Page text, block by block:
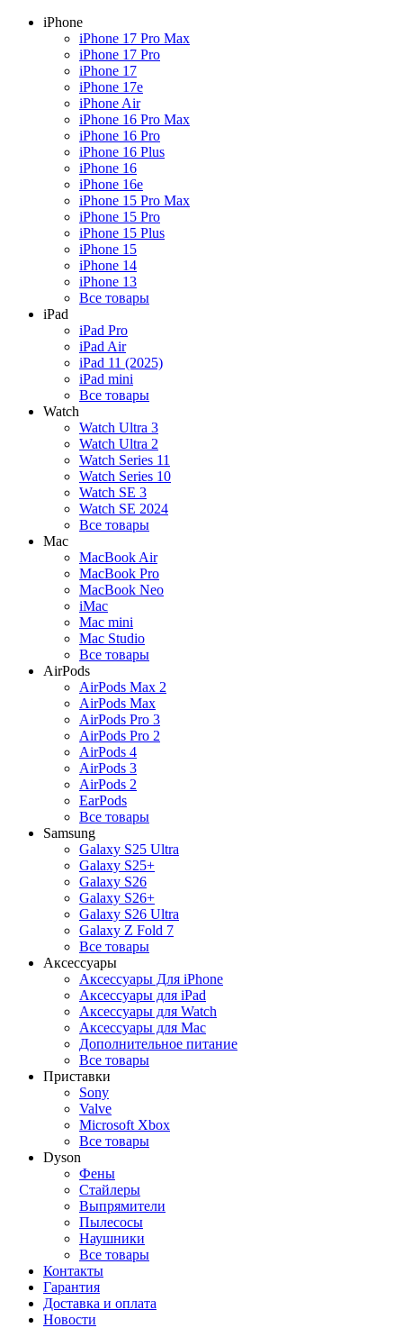
iPhone
iPhone 17 Pro Max
iPhone 17 Pro
iPhone 17
iPhone 17e
iPhone Air
iPhone 16 Pro Max
iPhone 16 Pro
iPhone 16 Plus
iPhone 16
iPhone 16e
iPhone 15 Pro Max
iPhone 15 Pro
iPhone 15 Plus
iPhone 15
iPhone 14
iPhone 13
Все товары
iPad
iPad Pro
iPad Air
iPad 11 (2025)
iPad mini
Все товары
Watch
Watch Ultra 3
Watch Ultra 2
Watch Series 11
Watch Series 10
Watch SE 3
Watch SE 2024
Все товары
Mac
MacBook Air
MacBook Pro
MacBook Neo
iMac
Mac mini
Mac Studio
Все товары
AirPods
AirPods Max 2
AirPods Max
AirPods Pro 3
AirPods Pro 2
AirPods 4
AirPods 3
AirPods 2
EarPods
Все товары
Samsung
Galaxy S25 Ultra
Galaxy S25+
Galaxy S26
Galaxy S26+
Galaxy S26 Ultra
Galaxy Z Fold 7
Все товары
Аксессуары
Аксессуары Для iPhone
Аксессуары для iPad
Аксессуары для Watch
Аксессуары для Mac
Дополнительное питание
Все товары
Приставки
Sony
Valve
Microsoft Xbox
Все товары
Dyson
Фены
Стайлеры
Выпрямители
Пылесосы
Наушники
Все товары
Контакты
Гарантия
Доставка и оплата
Новости